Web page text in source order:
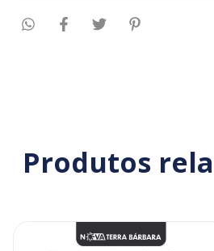
Produtos